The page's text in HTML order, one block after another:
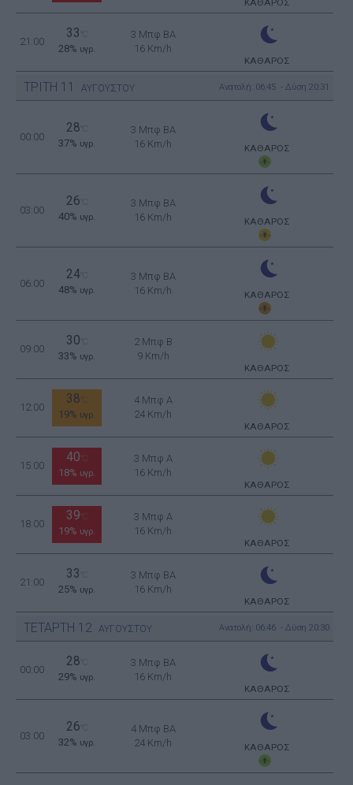
ΚΑΘΑΡΟΣ
21:00
33
28% υγρ.
3 Μπφ BA
16 Km/h
ΚΑΘΑΡΟΣ
ΤΡΙΤΗ 11 ΑΥΓΟΥΣΤΟΥ Ανατολή: 06:45 - Δύση 20:31
00:00
28
37% υγρ.
3 Μπφ BA
16 Km/h
ΚΑΘΑΡΟΣ
03:00
26
40% υγρ.
3 Μπφ BA
16 Km/h
ΚΑΘΑΡΟΣ
06:00
24°C
48% υγρ.
3 Μπφ BA
16 Km/h
ΚΑΘΑΡΟΣ
09:00
30
33% υγρ.
2 Μπφ B
9 Km/h
ΚΑΘΑΡΟΣ
12:00
38
19% υγρ.
4 Μπφ Α
24 Km/h
ΚΑΘΑΡΟΣ
15:00
40 °C
18% υγρ.
3 Μπφ Α
16 Km/h
ΚΑΘΑΡΟΣ
18:00
39 °C
19% υγρ.
3 Μπφ Α
16 Km/h
ΚΑΘΑΡΟΣ
21:00
33
25% υγρ.
3 Μπφ BA
16 Km/h
ΚΑΘΑΡΟΣ
ΤΕΤΑΡΤΗ 12 ΑΥΓΟΥΣΤΟΥ Ανατολή: 06:46 - Δύση 20:30
00:00
28
29% υγρ.
3 Μπφ BA
16 Km/h
ΚΑΘΑΡΟΣ
03:00
26
32% υγρ.
4 Μπφ BA
24 Km/h
ΚΑΘΑΡΟΣ